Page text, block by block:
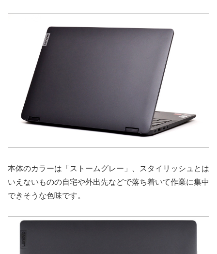
本体のカラーは「ストームグレー」、スタイリッシュとは
いえないものの自宅や外出先などで落ち着いて作業に集中
できそうな色味です。